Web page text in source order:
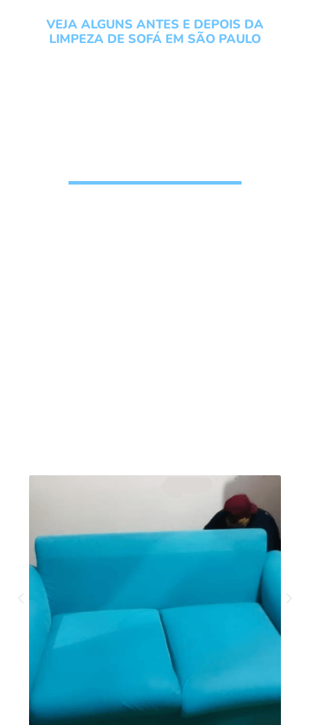
VEJA ALGUNS ANTES E DEPOIS DA
LIMPEZA DE SOFÁ EM SÃO PAULO